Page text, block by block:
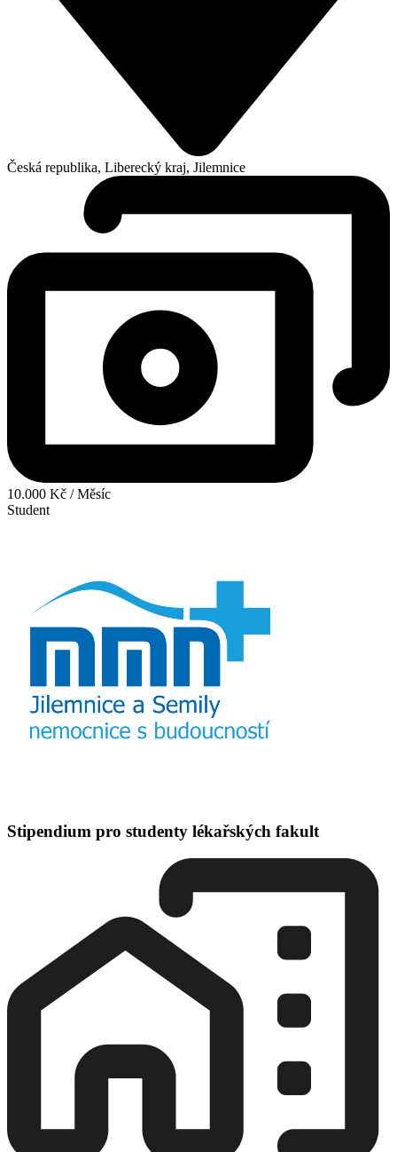
Česká republika, Liberecký kraj, Jilemnice
10.000 Kč / Měsíc
Student
Stipendium pro studenty lékařských fakult